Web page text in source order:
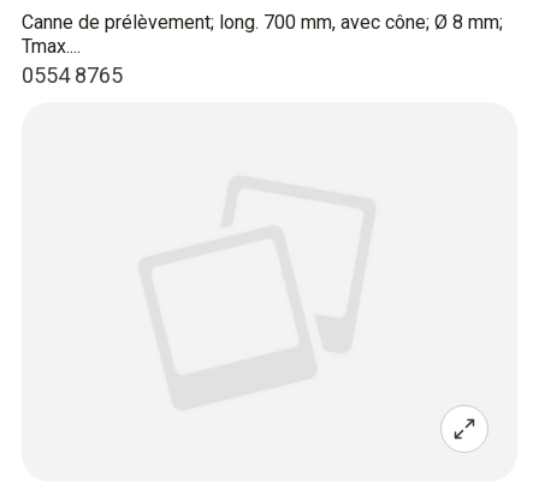
0554 8765
Canne de prélèvement; long. 700 mm, avec cône; Ø 8 mm;
Tmax....